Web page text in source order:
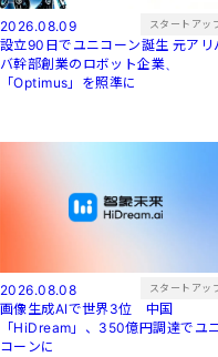
2026.08.09 スタートアッ
設立90日でユニコーン誕生 元アリバ
バ幹部創業のロボット企業、
「Optimus」を照準に
2026.08.08 スタートアッ
画像生成AIで世界3位 中国
「HiDream」、350億円調達でユ
コーンに